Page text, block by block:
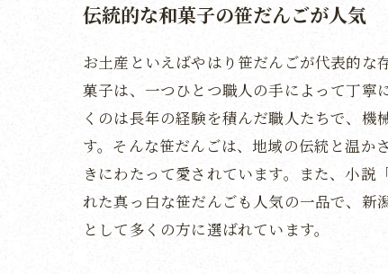
伝統的な和菓子の笹だんごが人気
お土産といえばやはり笹だんごが代表的な
菓子は、一つひとつ職人の手によって丁寧
くのは長年の経験を積んだ職人たちで、
す。そんな笹だんごは、地域の伝統と温か
きにわたって愛されています。また、小説
れた真っ白な笹だんごも人気の一品で、新
として多くの方に選ばれています。